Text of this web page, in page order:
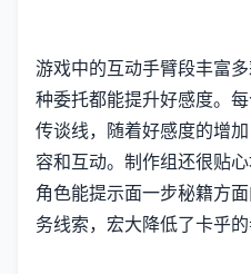
游戏中的​​互动手臂段丰富
种委托都能提升好感度。
传谈线，随着好感度的增
容和互动。制作组还很贴
角色能提示面一步秘籍方
务线索，宏大降低了卡乎的